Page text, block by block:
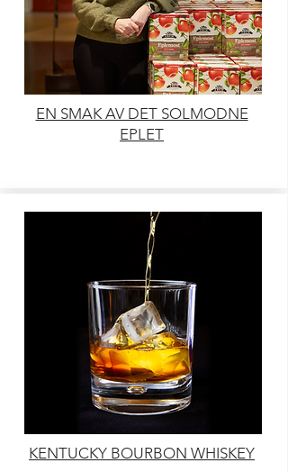
EN SMAK AV DET SOLMODNE
EPLET
KENTUCKY BOURBON WHISKEY